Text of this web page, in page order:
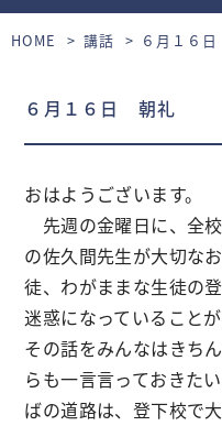
HOME 講話 ６月１６
６月１６日 朝礼
おはようございます。
先週の金曜日に、全
の佐久間先生が大切な
徒、わがままな生徒の
迷惑になっていること
その話をみんなはきち
らも一言言っておきた
ばの道路は、登下校で